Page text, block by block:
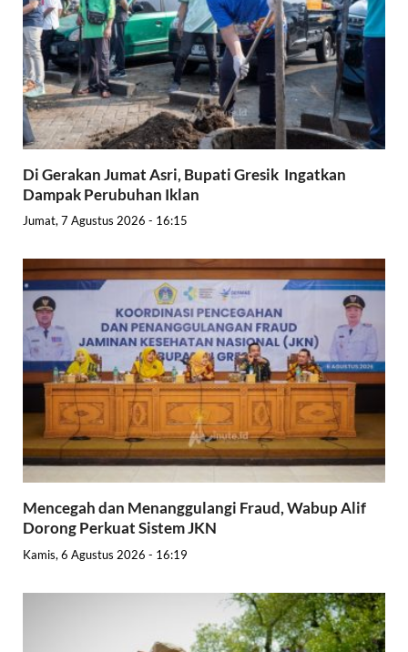
Di Gerakan Jumat Asri, Bupati Gresik Ingatkan
Dampak Perubuhan Iklan
Jumat, 7 Agustus 2026 - 16:15
Mencegah dan Menanggulangi Fraud, Wabup Alif
Dorong Perkuat Sistem JKN
Kamis, 6 Agustus 2026 - 16:19